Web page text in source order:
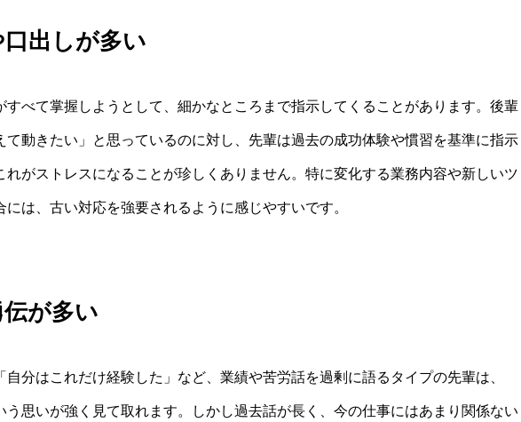
出しが多い
すべて掌握しようとして、細かなところまで指示してくることがあります。後輩
て動きたい」と思っているのに対し、先輩は過去の成功体験や慣習を基準に指示
れがストレスになることが珍しくありません。特に変化する業務内容や新しいツ
は、古い対応を強要されるように感じやすいです。
が多い
自分はこれだけ経験した」など、業績や苦労話を過剰に語るタイプの先輩は、
う思いが強く見て取れます。しかし過去話が長く、今の仕事にはあまり関係ない